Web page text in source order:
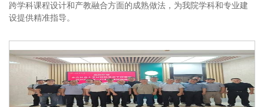
跨学科课程设计和产教融合方面的成熟做法，为我院学科和专业建
设提供精准指导。